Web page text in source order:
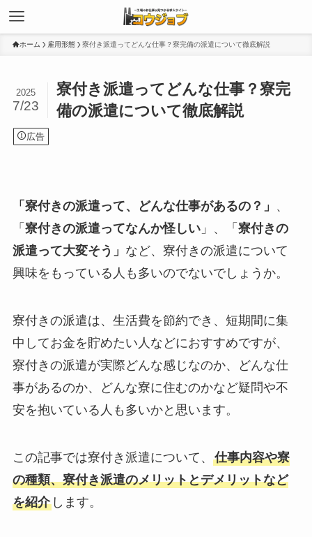
ホーム 雇用形態 寮付き派遣ってどんな仕事？寮完備の派遣について徹底解説
寮付き派遣ってどんな仕事？寮完
備の派遣について徹底解説
2025
7/23
広告
「寮付きの派遣って、どんな仕事があるの？」 、
「 寮付きの派遣ってなんか怪しい」、「 寮付きの
派遣って大変そう」 など、寮付きの派遣について
興味をもっている人も多いのでないでしょうか。
寮付きの派遣は、生活費を節約でき、短期間に集
中してお金を貯めたい人などにおすすめですが、
寮付きの派遣が実際どんな感じなのか、どんな仕
事があるのか、どんな寮に住むのかなど疑問や不
安を抱いている人も多いかと思います。
この記事では寮付き派遣について、 仕事内容や寮
の種類、寮付き派遣のメリットとデメリットなど
を紹介します。